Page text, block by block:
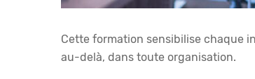
Cette formation sensibilise chaque
au-delà, dans toute organisation.